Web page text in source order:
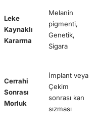
Leke
Kaynaklı
Kararma
Melanin
pigmenti,
Genetik,
Sigara
Cerrahi
Sonrası
Morluk
İmplant veya
Çekim
sonrası kan
sızması